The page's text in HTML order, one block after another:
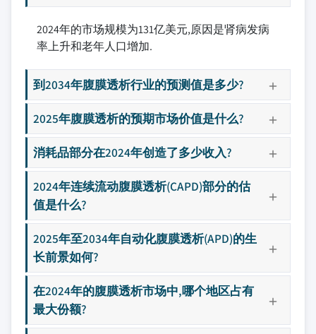
2024年的市场规模为131亿美元,原因是肾病发病
率上升和老年人口增加.
到2034年腹膜透析行业的预测值是多少?
2025年腹膜透析的预期市场价值是什么?
消耗品部分在2024年创造了多少收入?
2024年连续流动腹膜透析(CAPD)部分的估
值是什么?
2025年至2034年自动化腹膜透析(APD)的生
长前景如何?
在2024年的腹膜透析市场中,哪个地区占有
最大份额?